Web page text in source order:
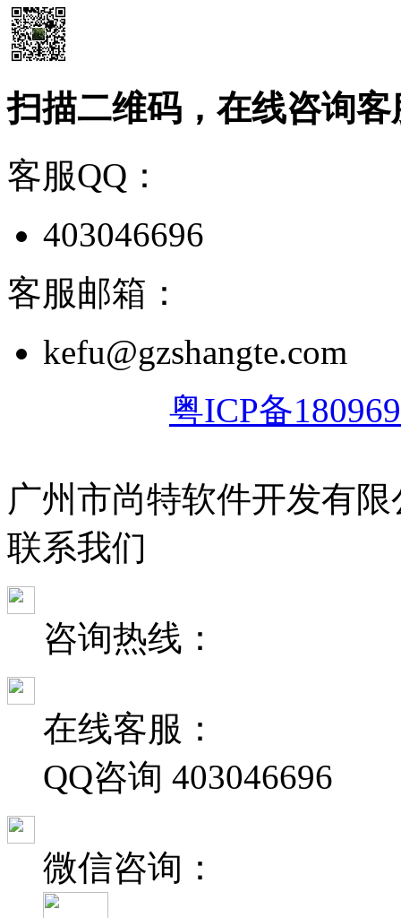
扫描二维码，在线咨询客
客服QQ：
403046696
客服邮箱：
kefu@gzshangte.com
粤ICP备
广州市尚特软件开发有限
联系我们
咨询热线：
在线客服：
QQ咨询 403046696
微信咨询：